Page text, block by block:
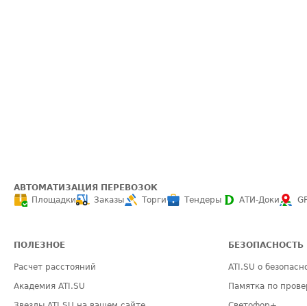
АВТОМАТИЗАЦИЯ ПЕРЕВОЗОК
Площадки
Заказы Торги Тендеры АТИ-Доки
ПОЛЕЗНОЕ
Расчет расстояний
Академия ATI.SU
БЕЗОПАСНОСТЬ
ATI.SU о
Памятка по